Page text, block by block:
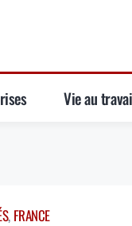
Vie au
, FRANCE